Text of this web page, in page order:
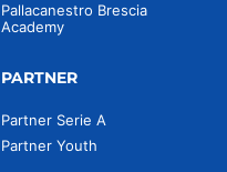
Pallacanestro Brescia
Academy
PARTNER
Partner Serie A
Partner Youth